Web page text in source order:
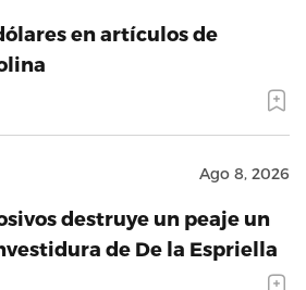
en artículos de
Ago 8, 2026
destruye un peaje un
de De la Espriella